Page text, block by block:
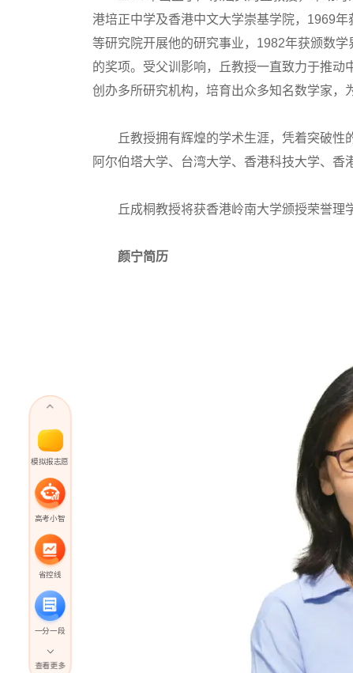
港培正中学及香港中文大学崇基学院，1969
等研究院开展他的研究事业，1982年获颁数
的奖项。受父训影响，丘教授一直致力于推
创办多所研究机构，培育出众多知名数学家，
丘教授拥有辉煌的学术生涯，凭着突破性的
阿尔伯塔大学、台湾大学、香港科技大学、香
丘成桐教授将获香港岭南大学颁授荣誉理学
颜宁简历
模拟报志愿
高考小智
省控线
一分一段
查看更多